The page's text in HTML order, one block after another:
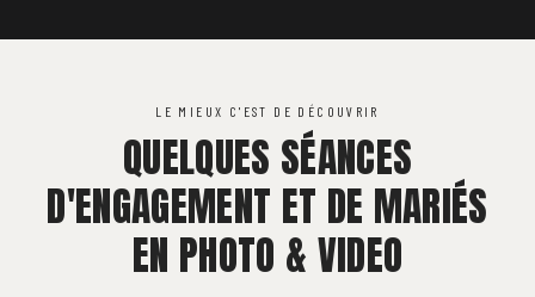
LE MIEUX C'EST DE DÉCOUVRIR
QUELQUES SÉANCES
D'ENGAGEMENT ET DE MARIÉS
EN PHOTO & VIDEO